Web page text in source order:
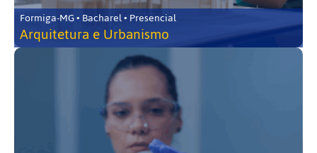
Formiga-MG • Bacharel • Presencial
Arquitetura e Urbanismo